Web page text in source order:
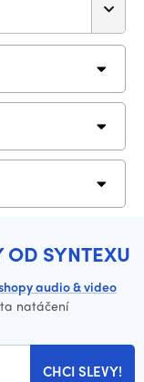
OD SYNTEXU
audio & video
natáčení
CHCI SLEVY!